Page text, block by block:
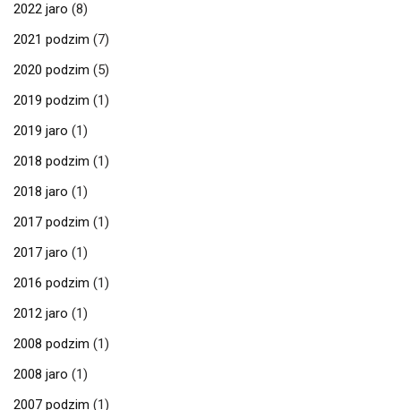
2022 jaro (8)
2021 podzim (7)
2020 podzim (5)
2019 podzim (1)
2019 jaro (1)
2018 podzim (1)
2018 jaro (1)
2017 podzim (1)
2017 jaro (1)
2016 podzim (1)
2012 jaro (1)
2008 podzim (1)
2008 jaro (1)
2007 podzim (1)